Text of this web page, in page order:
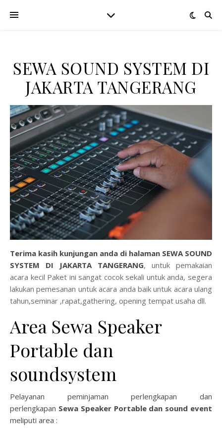
SEWA SOUND SYSTEM DI
JAKARTA TANGERANG
Terima kasih kunjungan anda di halaman SEWA SOUND
SYSTEM DI JAKARTA TANGERANG, untuk pemakaian
acara kecil Paket ini sangat cocok sekali untuk anda, segera
lakukan pemesanan untuk acara anda baik untuk acara ulang
tahun,seminar ,rapat,gathering, opening tempat usaha dll.
Area Sewa Speaker
Portable dan
soundsystem
Pelayanan peminjaman perlengkapan dan
perlengkapan Sewa Speaker Portable dan sound event
meliputi area :